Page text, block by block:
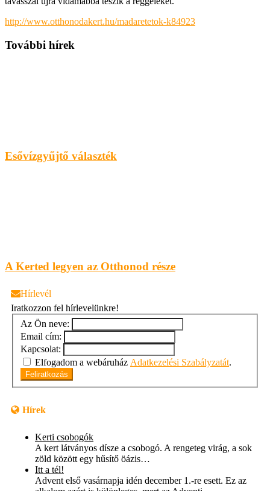
http://www.otthonodakert.hu/madaretetok-k84923
További hírek
Esővízgyűjtő választék
A Kerted legyen az Otthonod része
Hírlevél
Iratkozzon fel hírlevelünkre!
Az Ön neve:
Email cím:
Kapcsolat:
Elfogadom a webáruház Adatkezelési Szabályzatát.
Feliratkozás
Hírek
Kerti csobogók
A kert látványos dísze a csobogó. A rengeteg virág, a sok
zöld között egy hűsítő öázis…
Itt a tél!
Advent első vasárnapja idén december 1.-re esett. Ez az